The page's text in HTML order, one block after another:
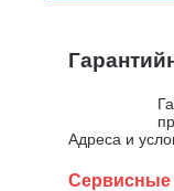
Адреса и
Сервисные